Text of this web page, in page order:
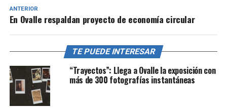
ANTERIOR
En Ovalle respaldan proyecto de economía circular
TE PUEDE INTERESAR
“Trayectos”: Llega a Ovalle la exposición con
más de 300 fotografías instantáneas